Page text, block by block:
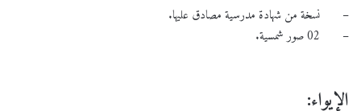
– نسخة من شهادة مدرسية مصادق عليها.
– 02 صور شمسية.
الإيواء: